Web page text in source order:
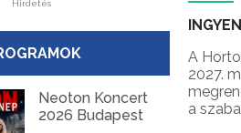
Hirdetés
Neoton Koncert
2026 Budapest
A
2027.
a